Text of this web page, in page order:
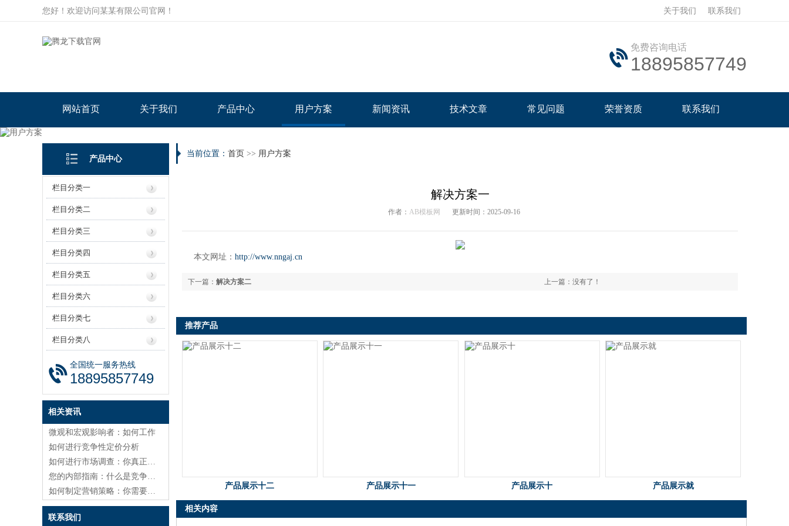
您好！欢迎访问某某有限公司官网！ 关于我们 联系我们
免费咨询电话
18895857749
网站首页 关于我们 产品中心 用户方案 新闻资讯 技术文章 常见问题 荣誉资质 联系我们
产品中心
栏目分类一
栏目分类二
栏目分类三
栏目分类四
栏目分类五
栏目分类六
栏目分类七
栏目分类八
全国统一服务热线
18895857749
相关资讯
微观和宏观影响者：如何工作
如何进行竞争性定价分析
如何进行市场调查：你真正需要知道的
您的内部指南：什么是竞争环境分析？
如何制定营销策略：你需要知道的一切
联系我们
当前位置： 首页 >> 用户方案
解决方案一
作者： AB模板网 更新时间：2025-09-16
本文网址： http://www.nngaj.cn
上一篇：没有了！
下一篇： 解决方案二
推荐产品
产品展示十二 产品展示十一 产品展示十 产品展示就
相关内容